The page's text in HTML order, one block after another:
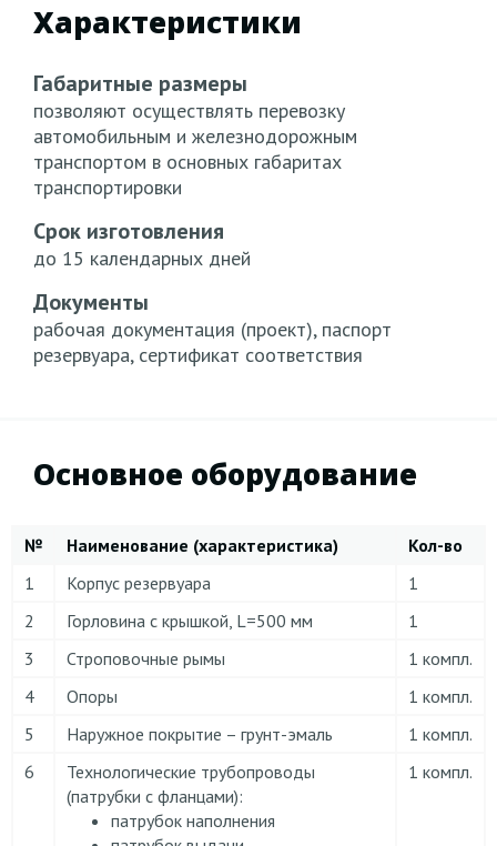
Характеристики
Габаритные размеры
позволяют осуществлять перевозку
автомобильным и железнодорожным
транспортом в основных габаритах
транспортировки
Срок изготовления
до 15 календарных дней
Документы
рабочая документация (проект), паспорт
резервуара, сертификат соответствия
Основное оборудование
№ Наименование (характеристика)
Кол-во
1
Корпус резервуара
1
2
Горловина с крышкой, L=500 мм
1
3
Строповочные рымы
1 компл.
4
Опоры
1 компл.
5
Наружное покрытие – грунт-эмаль
1 компл.
6
Технологические трубопроводы
(патрубки с фланцами):
патрубок наполнения
1 компл.